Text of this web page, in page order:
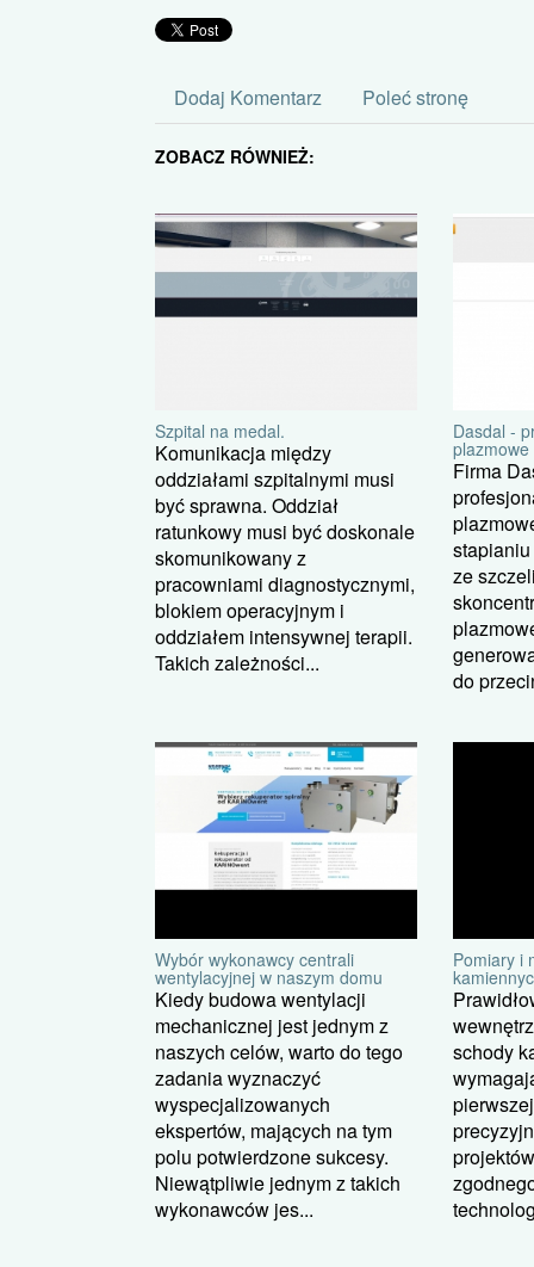
Dodaj Komentarz Poleć stronę
ZOBACZ RÓWNIEŻ:
Szpital na medal.
Komunikacja między
oddziałami szpitalnymi musi
być sprawna. Oddział
ratunkowy musi być doskonale
skomunikowany z
pracowniami diagnostycznymi,
blokiem operacyjnym i
oddziałem intensywnej terapii.
Takich zależności...
Dasdal -
plazmowe
Firma
ze
do
Wybór wykonawcy centrali
wentylacyjnej w naszym domu
Kiedy budowa wentylacji
mechanicznej jest jednym z
naszych celów, warto do tego
zadania wyznaczyć
wyspecjalizowanych
ekspertów, mających na tym
polu potwierdzone sukcesy.
Niewątpliwie jednym z takich
wykonawców jes...
Pomiary i
schody